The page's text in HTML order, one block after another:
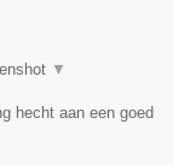
▼
hecht aan een goed